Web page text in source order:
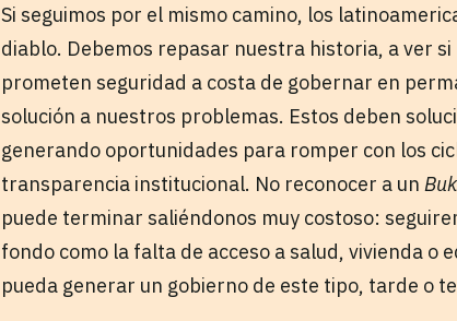
Si seguimos por el mismo camino, los
diablo. Debemos repasar nuestra historia, a ver
prometen seguridad a costa de gobernar en
solución a nuestros problemas. Estos deben
generando oportunidades para romper con los
transparencia institucional. No reconocer a un
puede terminar saliéndonos muy costoso:
fondo como la falta de acceso a salud, vivienda o
pueda generar un gobierno de este tipo, tarde o